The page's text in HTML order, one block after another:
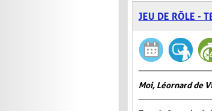
JEU DE RÔLE -
Moi, Léornard de